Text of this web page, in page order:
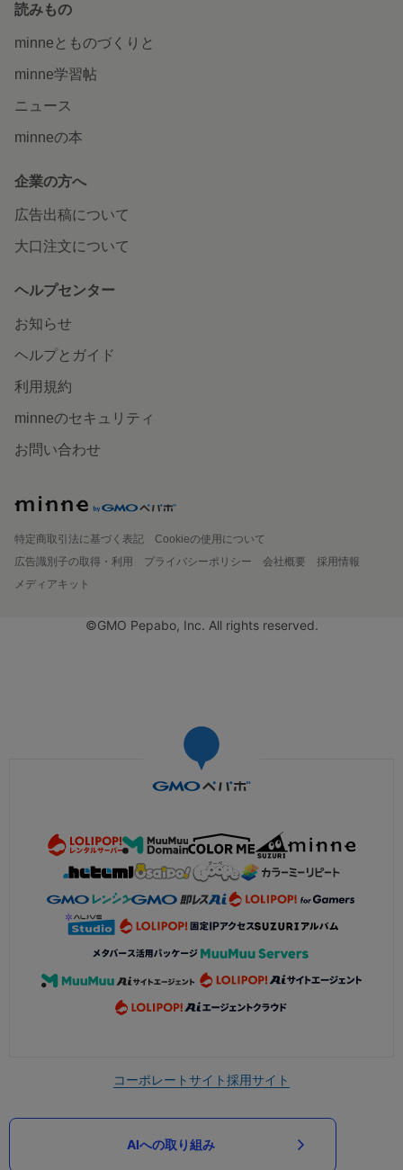
読みもの
minneとものづくりと
minne学習帖
ニュース
minneの本
企業の方へ
広告出稿について
大口注文について
ヘルプセンター
お知らせ
ヘルプとガイド
利用規約
minneのセキュリティ
お問い合わせ
特定商取引法に基づく表記
Cookieの使用について
広告識別子の取得・利用
プライバシーポリシー 会社概要
採用情報
メディアキット
©GMO Pepabo, Inc. All rights reserved.
コーポレートサイト採用サイト
AIへの取り組み